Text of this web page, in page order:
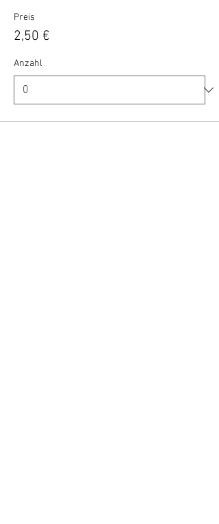
Preis
2,50 €
Anzahl